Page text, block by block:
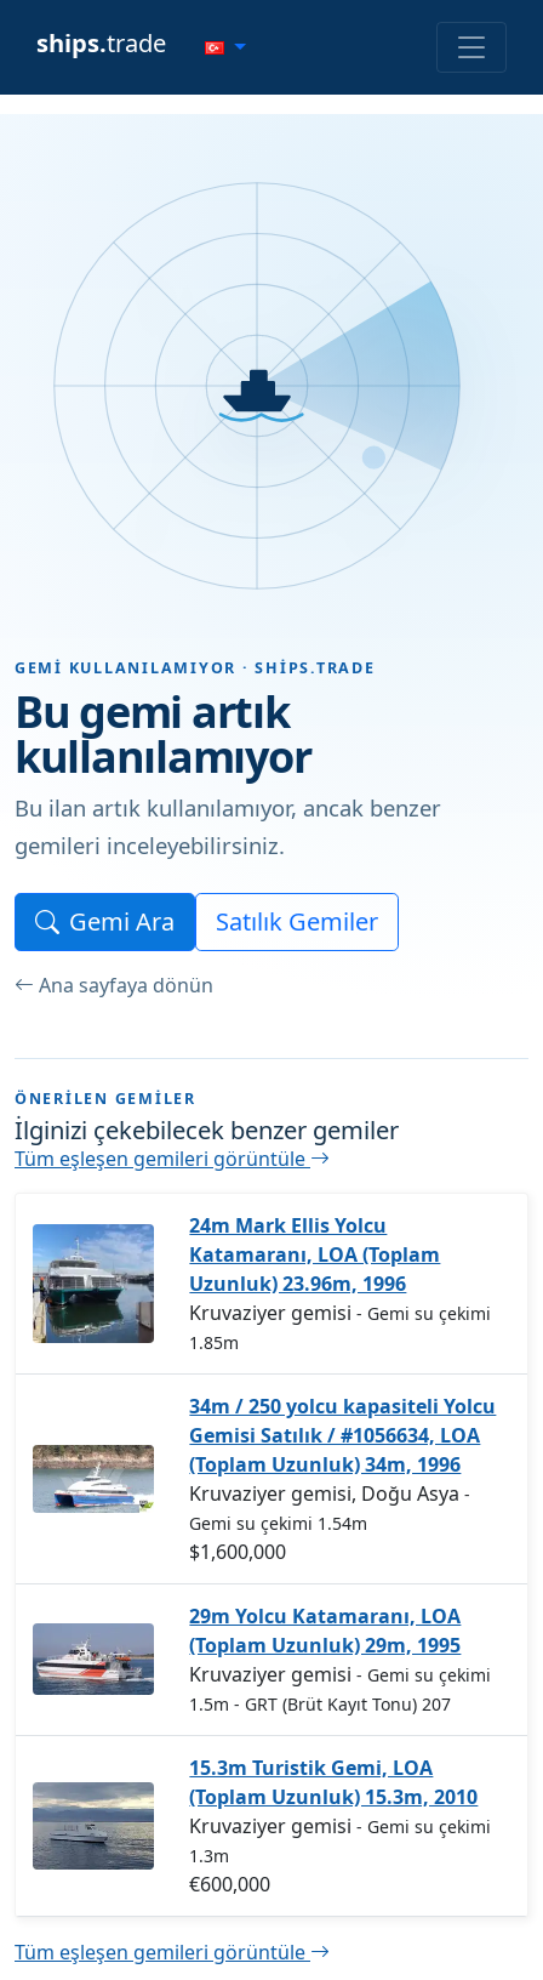
ships.trade
GEMI KULLANILAMIYOR · SHIPS.TRADE
Bu gemi artık
kullanılamıyor
Bu ilan artık kullanılamıyor, ancak benzer
gemileri inceleyebilirsiniz.
Gemi Ara Satılık Gemiler
Ana sayfaya dönün
ÖNERILEN GEMILER
İlginizi çekebilecek benzer gemiler
Tüm eşleşen gemileri görüntüle
24m Mark Ellis Yolcu
Katamaranı, LOA (Toplam
Uzunluk) 23.96m, 1996
Kruvaziyer gemisi- Gemi su çekimi
1.85m
34m / 250 yolcu kapasiteli Yolcu
Gemisi Satılık / #1056634, LOA
(Toplam Uzunluk) 34m, 1996
Kruvaziyer gemisi, Doğu Asya-
Gemi su çekimi 1.54m
$1,600,000
29m Yolcu Katamaranı, LOA
(Toplam Uzunluk) 29m, 1995
Kruvaziyer gemisi- Gemi su çekimi
1.5m - GRT (Brüt Kayıt Tonu) 207
15.3m Turistik Gemi, LOA
(Toplam Uzunluk) 15.3m, 2010
Kruvaziyer gemisi- Gemi su çekimi
1.3m
€600,000
Tüm eşleşen gemileri görüntüle